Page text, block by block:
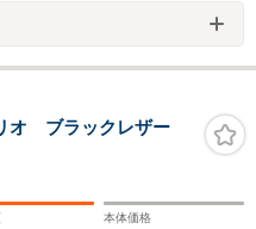
オ ブラックレザー
本体価格